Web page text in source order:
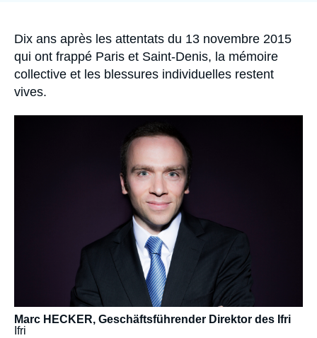
Accroche
Dix ans après les attentats du 13 novembre 2015
qui ont frappé Paris et Saint-Denis, la mémoire
collective et les blessures individuelles restent
vives.
Marc HECKER, Geschäftsführender Direktor des Ifri
Ifri